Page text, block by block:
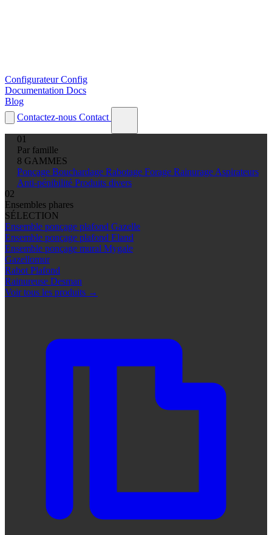
Configurateur Config
Documentation Docs
Blog
Contactez-nous Contact
01
Par famille
8 GAMMES
Ponçage Bouchardage Rabotage Forage Rainurage Aspirateurs
Anti-pénibilité Produits divers
02
Ensembles phares
SÉLECTION
Ensemble ponçage plafond Gazelle
Ensemble ponçage plafond Eland
Ensemble ponçage mural Mygale
Gazellomur
Rabot Plafond
Rainureuse Desman
Voir tous les produits →